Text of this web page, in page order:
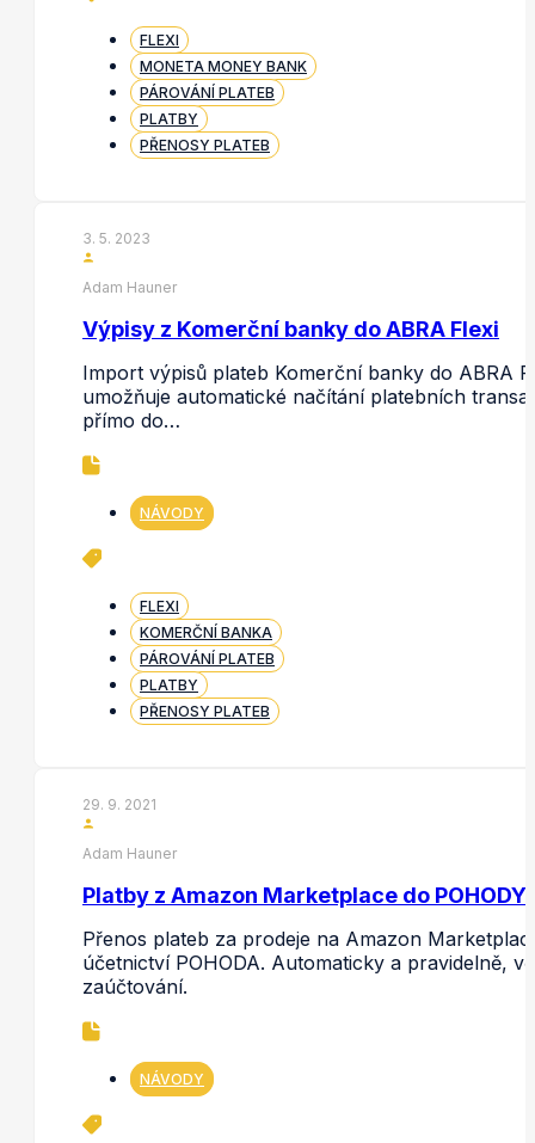
FLEXI
MONETA MONEY BANK
PÁROVÁNÍ PLATEB
PLATBY
PŘENOSY PLATEB
3. 5. 2023
Adam Hauner
Výpisy z Komerční banky do ABRA Flexi
Import výpisů plateb Komerční banky do ABRA
umožňuje automatické načítání platebních
přímo do…
NÁVODY
FLEXI
KOMERČNÍ BANKA
PÁROVÁNÍ PLATEB
PLATBY
PŘENOSY PLATEB
29. 9. 2021
Adam Hauner
Platby z Amazon Marketplace do POHODY
Přenos plateb za prodeje na Amazon
účetnictví POHODA. Automaticky a pravidelně,
zaúčtování.
NÁVODY